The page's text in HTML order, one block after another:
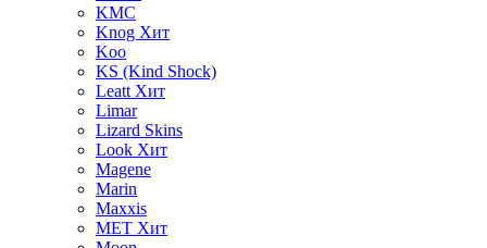
KMC
Knog Хит
Koo
KS (Kind Shock)
Leatt Хит
Limar
Lizard Skins
Look Хит
Magene
Marin
Maxxis
MET Хит